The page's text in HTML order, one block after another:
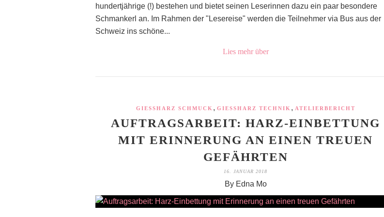
hundertjährige (!) bestehen und bietet seinen Leserinnen dazu ein paar besondere
Schmankerl an. Im Rahmen der "Lesereise" werden die Teilnehmer via Bus aus der
Schweiz ins schöne...
Lies mehr über
GIESSHARZ SCHMUCK , GIESSHARZ TECHNIK , ATELIERBERICHT
AUFTRAGSARBEIT: HARZ-EINBETTUNG
MIT ERINNERUNG AN EINEN TREUEN
GEFÄHRTEN
16. JANUAR 2018
By Edna Mo